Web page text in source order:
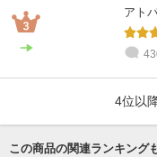
アト
4位以
この商品の関連ランキング